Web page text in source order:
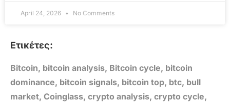
April 24, 2026 No Comments
Ετικέτες:
Bitcoin, bitcoin analysis, Bitcoin cycle, bitcoin
dominance, bitcoin signals, bitcoin top, btc, bull
market, Coinglass, crypto analysis, crypto cycle,